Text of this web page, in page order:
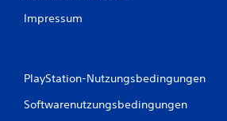
Impressum
PlayStation-Nutzungsbedingungen
Softwarenutzungsbedingungen